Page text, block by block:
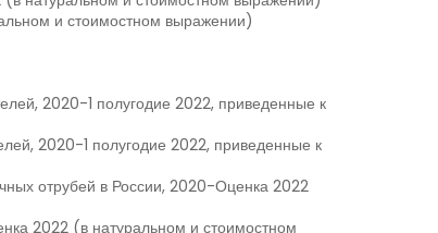
и стоимостном выражении)
2020-1 полугодие 2022, приведенные к
2020-1 полугодие 2022, приведенные к
отрубей в России, 2020-Оценка 2022
2022 (в натуральном и стоимостном